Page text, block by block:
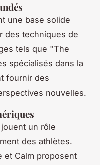
une base solide
des techniques de
tels que "The
spécialisés dans la
fournir des
nouvelles.
un rôle
des athlètes.
et Calm proposent